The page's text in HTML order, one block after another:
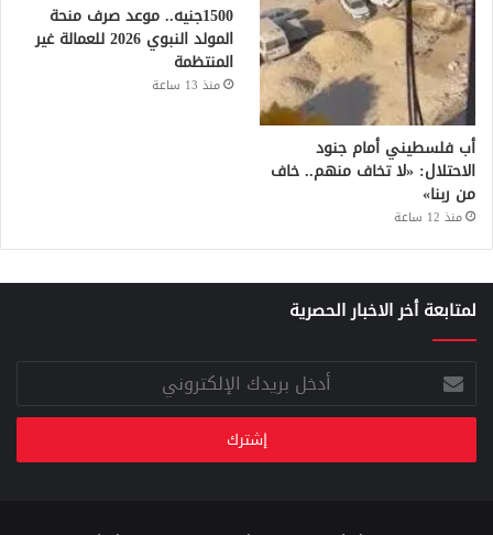
أب فلسطيني أمام جنود
الاحتلال: «لا تخاف منهم.. خاف
من ربنا»
منذ 12 ساعة
1500جنيه.. موعد صرف منحة
المولد النبوي 2026 للعمالة غير
المنتظمة
منذ 13 ساعة
لمتابعة أخر الاخبار الحصرية
أدخل
بريدك
الإلكتروني